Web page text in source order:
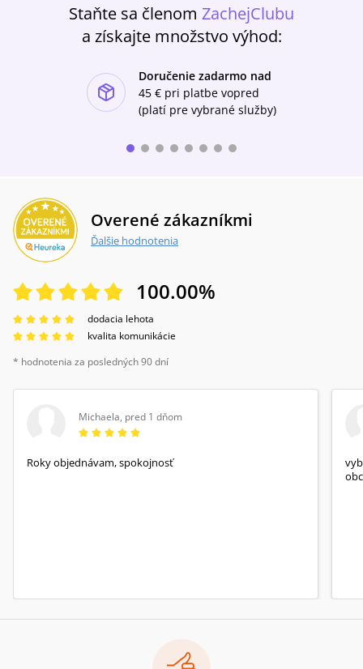
Staňte sa členom ZachejClubu
a získajte množstvo výhod:
Doručenie zadarmo nad
45 € pri platbe vopred
(platí pre vybrané služby)
Overené zákazníkmi
Ďalšie hodnotenia
100.00%
dodacia lehota
kvalita komunikácie
* hodnotenia za posledných 90 dní
Michaela, pred 1 dňom
Roky objednávam, spokojnosť